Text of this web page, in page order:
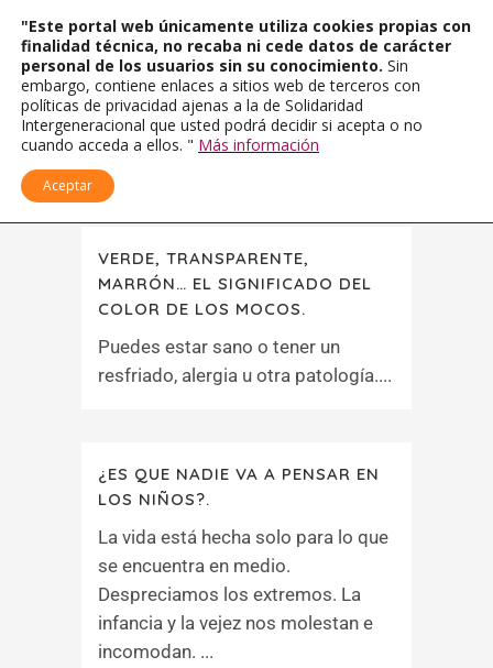
VERDE, TRANSPARENTE,
MARRÓN… EL SIGNIFICADO DEL
COLOR DE LOS MOCOS.
Puedes estar sano o tener un
resfriado, alergia u otra patología....
¿ES QUE NADIE VA A PENSAR EN
LOS NIÑOS?.
La vida está hecha solo para lo que
se encuentra en medio.
Despreciamos los extremos. La
infancia y la vejez nos molestan e
incomodan. ...
"Este portal web únicamente utiliza cookies propias con
finalidad técnica, no recaba ni cede datos de carácter
personal de los usuarios sin su conocimiento. Sin
embargo, contiene enlaces a sitios web de terceros con
políticas de privacidad ajenas a la de Solidaridad
Intergeneracional que usted podrá decidir si acepta o no
cuando acceda a ellos. " Más información
Aceptar